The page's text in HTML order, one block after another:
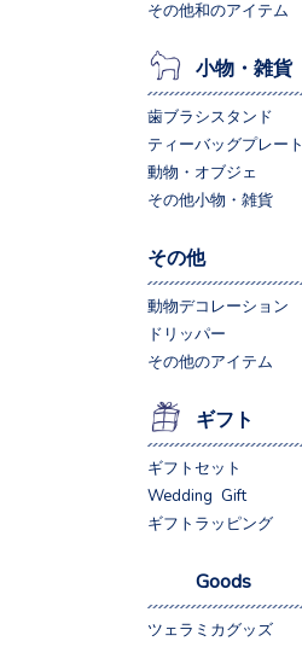
その他和のアイテム
小物・雑貨
歯ブラシスタンド
ティーバッグプレート
動物・オブジェ
その他小物・雑貨
その他
動物デコレーション
ドリッパー
その他のアイテム
ギフト
ギフトセット
Wedding Gift
ギフトラッピング
Goods
ツェラミカグッズ